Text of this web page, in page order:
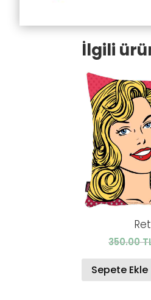
İlgili
350.00
Sepete Ekle